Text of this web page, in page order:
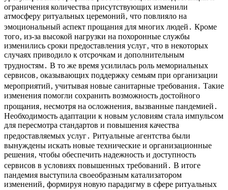
ограничения количества присутствующих изменили
атмосферу ритуальных церемоний‚ что повлияло на
эмоциональный аспект прощания для многих людей․ Кроме
того‚ из-за высокой нагрузки на похоронные службы
изменились сроки предоставления услуг‚ что в некоторых
случаях приводило к отсрочкам и дополнительным
трудностям․ В то же время усилилась роль мемориальных
сервисов‚ оказывающих поддержку семьям при организации
мероприятий‚ учитывая новые санитарные требования․ Такие
изменения помогли сохранить возможность достойного
прощания‚ несмотря на осложнения‚ вызванные пандемией․
Необходимость адаптации к новым условиям стала импульсом
для пересмотра стандартов и повышения качества
предоставляемых услуг․ Ритуальные агентства были
вынуждены искать новые технические и организационные
решения‚ чтобы обеспечить надежность и доступность
сервисов в условиях повышенных требований․ В итоге
пандемия выступила своеобразным катализатором
изменений‚ формируя новую парадигму в сфере ритуальных